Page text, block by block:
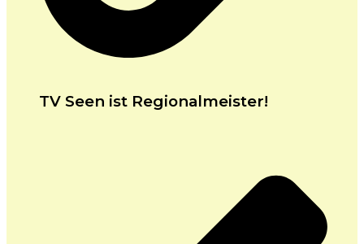
TV Seen ist Regionalmeister!